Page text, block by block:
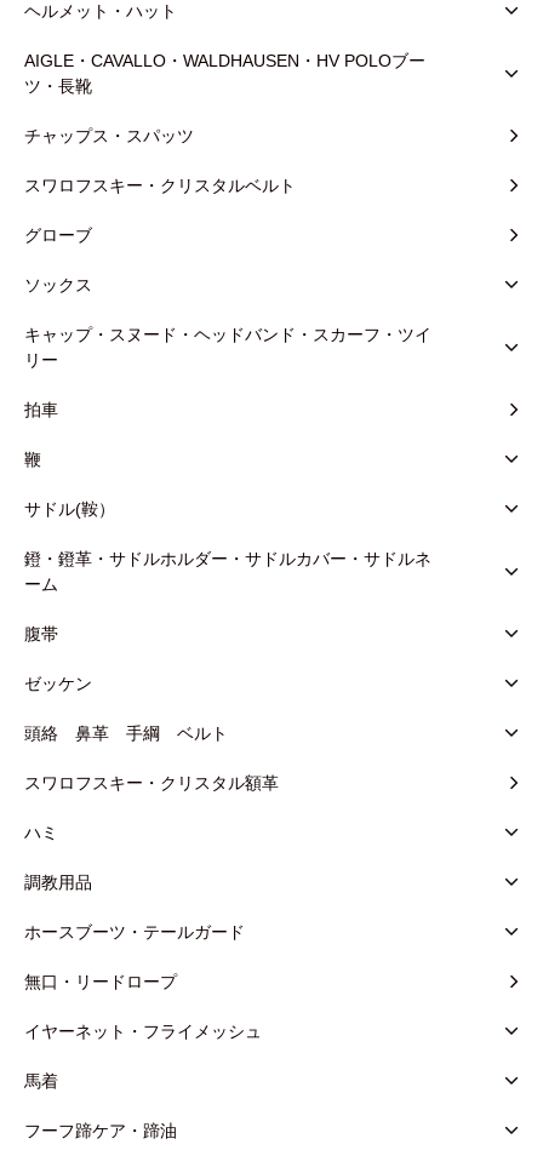
ヘルメット・ハット
AIGLE・CAVALLO・WALDHAUSEN・HV POLOブー
ツ・長靴
チャップス・スパッツ
スワロフスキー・クリスタルベルト
グローブ
ソックス
キャップ・スヌード・ヘッドバンド・スカーフ・ツイ
リー
拍車
鞭
サドル(鞍）
鐙・鐙革・サドルホルダー・サドルカバー・サドルネ
ーム
腹帯
ゼッケン
頭絡 鼻革 手綱 ベルト
スワロフスキー・クリスタル額革
ハミ
調教用品
ホースブーツ・テールガード
無口・リードロープ
イヤーネット・フライメッシュ
馬着
フーフ蹄ケア・蹄油